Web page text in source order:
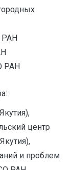
РАН
РАН
центр
и проблем